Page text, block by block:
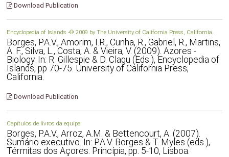
Download Publication
Encyclopedia of Islands -© 2009 by The University of California Press, California.
Borges, P.A.V., Amorim, I.R., Cunha, R., Gabriel, R., Martins,
A. F., Silva, L., Costa, A. & Vieira, V. (2009). Azores -
Biology. In: R. Gillespie & D. Clagu (Eds.), Encyclopedia of
Islands, pp 70-75. University of California Press,
California.
Download Publication
Capítulos de livros da equipa
Borges, P.A.V., Arroz, A.M. & Bettencourt, A. (2007).
Sumário executivo. In: P.A.V. Borges & T. Myles (eds.),
Térmitas dos Açores. Princípia, pp. 5-10, Lisboa.